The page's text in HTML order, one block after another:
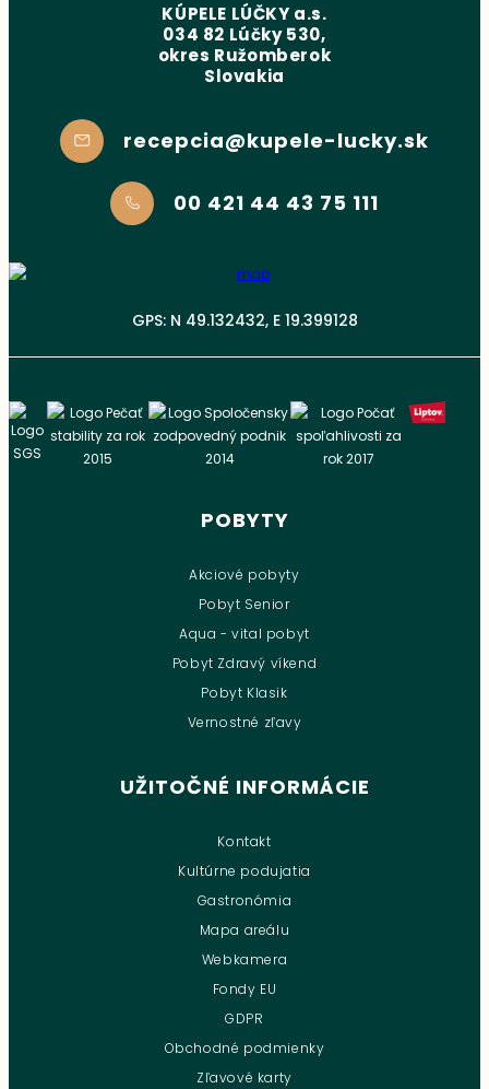
KÚPELE LÚČKY a.s.
034 82 Lúčky 530,
okres Ružomberok
Slovakia
recepcia@kupele-lucky.sk
00 421 44 43 75 111
GPS: N 49.132432, E 19.399128
POBYTY
Akciové pobyty
Pobyt Senior
Aqua - vital pobyt
Pobyt Zdravý víkend
Pobyt Klasik
Vernostné zľavy
UŽITOČNÉ INFORMÁCIE
Kontakt
Kultúrne podujatia
Gastronómia
Mapa areálu
Webkamera
Fondy EU
GDPR
Obchodné podmienky
Zľavové karty